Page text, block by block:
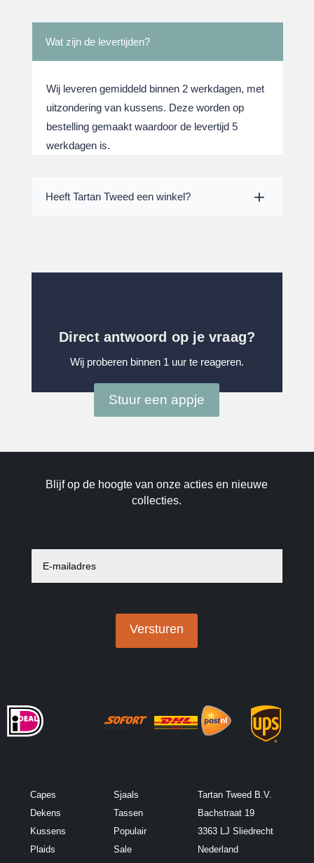
Wat zijn de levertijden?
Wij leveren gemiddeld binnen 2 werkdagen, met
uitzondering van kussens. Deze worden op
bestelling gemaakt waardoor de levertijd 5
werkdagen is.
Heeft Tartan Tweed een winkel?
Direct antwoord op je vraag?
Wij proberen binnen 1 uur te reageren.
Stuur een appje
Blijf op de hoogte van onze acties en nieuwe
collecties.
E
a
Versturen
Capes
Dekens
Kussens
Plaids
Sjaals
Tassen
Populair
Sale
Tartan Tweed B.V.
Bachstraat 19
3363 LJ Sliedrecht
Nederland